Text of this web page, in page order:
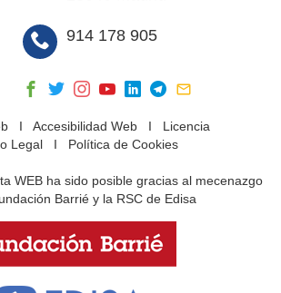
914 178 905
I Accesibilidad WebI Licencia
Legal I Política de Cookies
WEB ha sido posible gracias al mecenazgo
Barrié y la RSC de Edisa